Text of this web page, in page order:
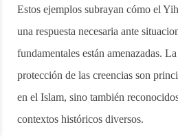
Estos ejemplos subrayan cómo el
una respuesta necesaria ante
fundamentales están amenazadas.
protección de las creencias son
en el Islam, sino también
contextos históricos diversos.